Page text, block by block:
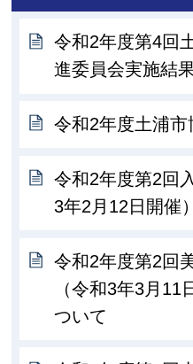
令和2年度第4回
進委員会実施結
令和2年度土浦市
令和2年度第2回
3年2月12日開催）
令和2年度第2回
（令和3年3月11
ついて